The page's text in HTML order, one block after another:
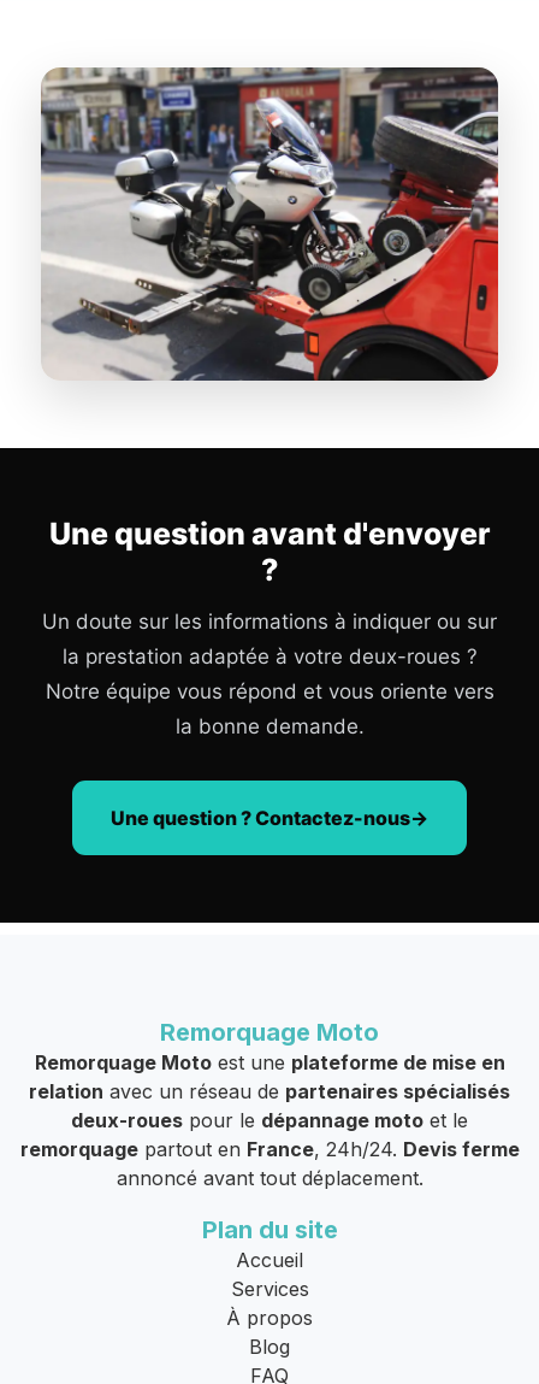
Une question avant d'envoyer
?
Un doute sur les informations à indiquer ou sur
la prestation adaptée à votre deux-roues ?
Notre équipe vous répond et vous oriente vers
la bonne demande.
Une question ? Contactez-nous
Remorquage Moto
Remorquage Motoest une plateforme de mise en
relation avec un réseau de partenaires spécialisés
deux-roues pour le dépannage moto et le
remorquagepartout en France, 24h/24. Devis ferme
annoncé avant tout déplacement.
Plan du site
Accueil
Services
À propos
Blog
FAQ